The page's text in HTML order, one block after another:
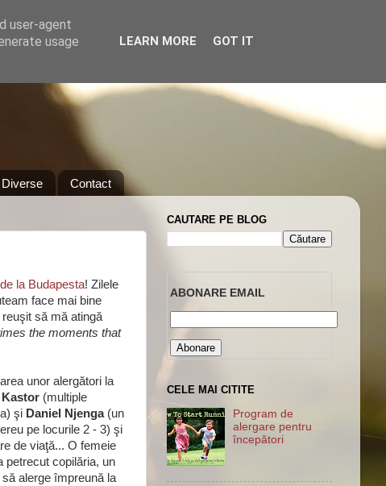
Diverse Contact
la Budapesta! Zilele
face mai bine
reuşit să mă atingă
the moments that
unor alergători la
Kastor(multiple
şi Daniel Njenga(un
pe locurile 2 - 3) şi
de viaţă... O femeie
petrecut copilăria, un
alerge împreună la
CAUTARE PE BLOG
ABONARE EMAIL
CELE MAI CITITE
Program de
alergare pentru
începători
user-agent
usage
LEARN MORE GOT IT